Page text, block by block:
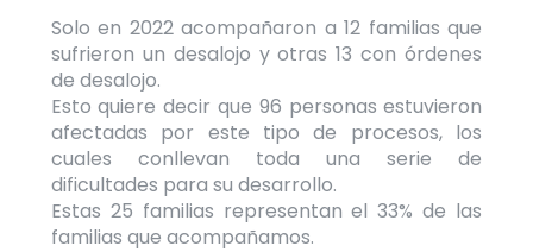
Solo en 2022 acompañaron a 12 familias que
sufrieron un desalojo y otras 13 con órdenes
de desalojo.
Esto quiere decir que 96 personas estuvieron
afectadas por este tipo de procesos, los
cuales conllevan toda una serie de
dificultades para su desarrollo.
Estas 25 familias representan el 33% de las
familias que acompañamos.